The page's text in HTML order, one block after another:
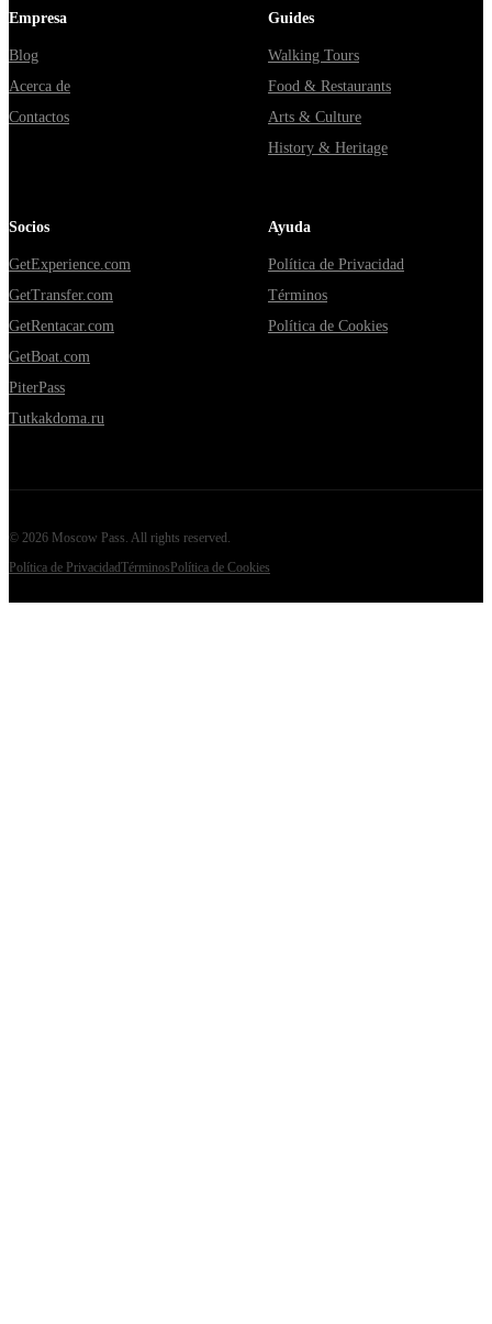
Empresa
Blog
Acerca de
Contactos
Guides
Walking Tours
Food & Restaurants
Arts & Culture
History & Heritage
Socios
GetExperience.com
GetTransfer.com
GetRentacar.com
GetBoat.com
PiterPass
Tutkakdoma.ru
Ayuda
Política de Privacidad
Términos
Política de Cookies
© 2026 Moscow Pass . All rights reserved.
Política de PrivacidadTérminosPolítica de Cookies